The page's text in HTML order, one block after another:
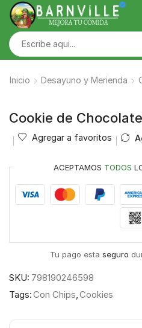
Inicio Desayuno y Merienda
Cookie de
Agregar a favoritos
ACEPTAMOS TODOS
Tu pago esta seguro
SKU: 798190246598
Tags:Con Chips,Cookies